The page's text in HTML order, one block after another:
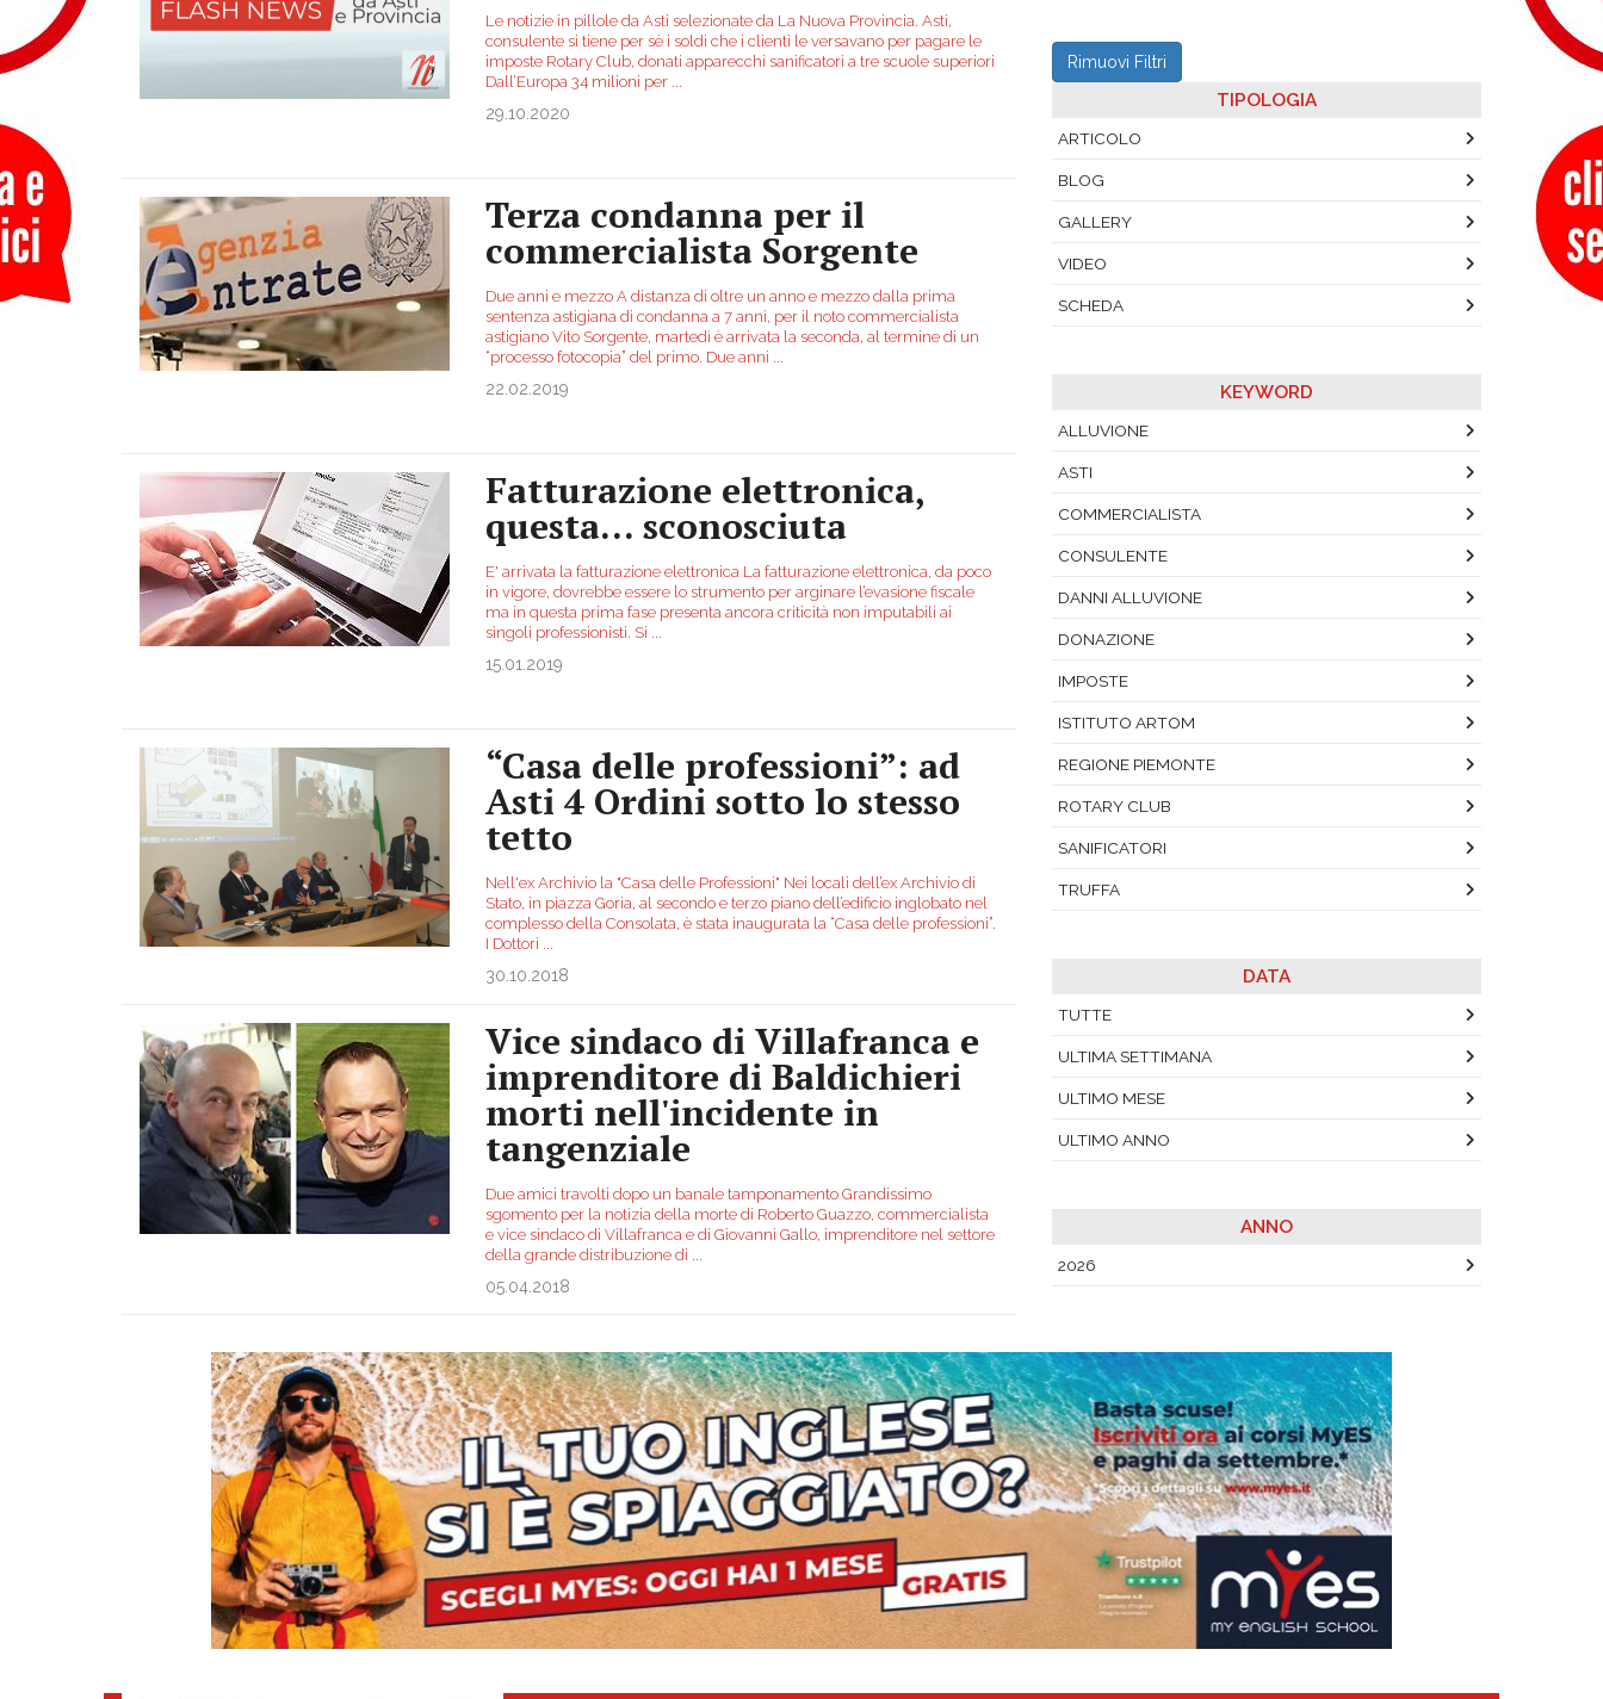
Le notizie in pillole da Asti selezionate da La Nuova Provincia. Asti,
consulente si tiene per sè i soldi che i clienti le versavano per pagare le
imposte Rotary Club, donati apparecchi sanificatori a tre scuole superiori
Dall’Europa 34 milioni per
29.10.2020
Terza condanna per il
commercialista Sorgente
Due anni e mezzo A distanza di oltre un anno e mezzo dalla prima
sentenza astigiana di condanna a 7 anni, per il noto commercialista
astigiano Vito Sorgente, martedì è arrivata la seconda, al termine di un
“processo fotocopia” del primo. Due anni
22.02.2019
Fatturazione elettronica,
questa... sconosciuta
E' arrivata la fatturazione elettronica La fatturazione elettronica, da poco
in vigore, dovrebbe essere lo strumento per arginare l’evasione fiscale
ma in questa prima fase presenta ancora criticità non imputabili ai
singoli professionisti. Si
15.01.2019
“Casa delle professioni”: ad
Asti 4 Ordini sotto lo stesso
tetto
Nell'ex Archivio la "Casa delle Professioni" Nei locali dell’ex Archivio di
Stato, in piazza Goria, al secondo e terzo piano dell’edificio inglobato nel
complesso della Consolata, è stata inaugurata la “Casa delle professioni”.
I Dottori
30.10.2018
Vice sindaco di Villafranca e
imprenditore di Baldichieri
morti nell'incidente in
tangenziale
Due amici travolti dopo un banale tamponamento Grandissimo
sgomento per la notizia della morte di Roberto Guazzo, commercialista
e vice sindaco di Villafranca e di Giovanni Gallo, imprenditore nel settore
della grande distribuzione di
05.04.2018
Rimuovi Filtri
TIPOLOGIA
ARTICOLO
BLOG
GALLERY
VIDEO
SCHEDA
KEYWORD
ALLUVIONE
ASTI
COMMERCIALISTA
CONSULENTE
DANNI ALLUVIONE
DONAZIONE
IMPOSTE
ISTITUTO ARTOM
REGIONE PIEMONTE
ROTARY CLUB
SANIFICATORI
TRUFFA
DATA
TUTTE
ULTIMA SETTIMANA
ULTIMO MESE
ULTIMO ANNO
ANNO
2026